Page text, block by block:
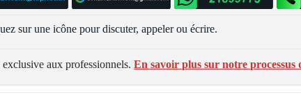
sur une icône pour discuter, appeler ou écrire.
exclusive aux professionnels.En savoir plus sur notre processus